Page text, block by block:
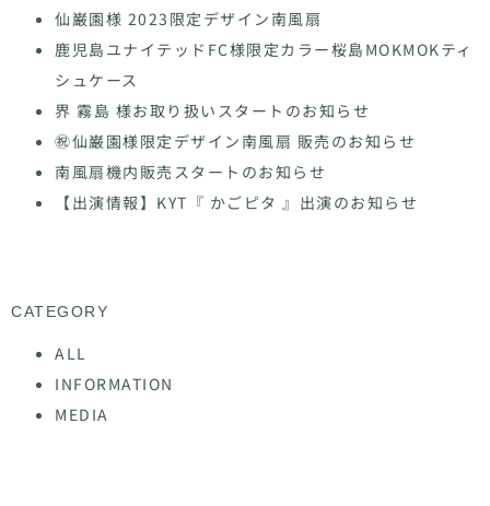
仙巌園様 2023限定デザイン南風扇
鹿児島ユナイテッドFC様限定カラー桜島MOKMOKティ
シュケース
界 霧島 様お取り扱いスタートのお知らせ
㊗仙巌園様限定デザイン南風扇 販売のお知らせ
南風扇機内販売スタートのお知らせ
【出演情報】KYT『 かごピタ 』出演のお知らせ
CATEGORY
ALL
INFORMATION
MEDIA